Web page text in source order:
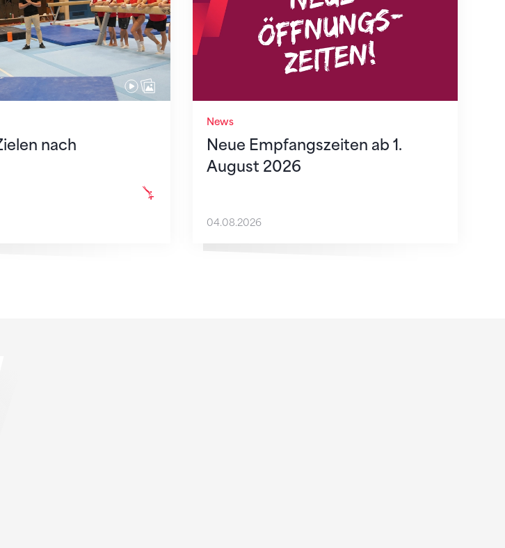
nach
News
Neue Empfangszeiten ab 1.
August 2026
04.08.2026